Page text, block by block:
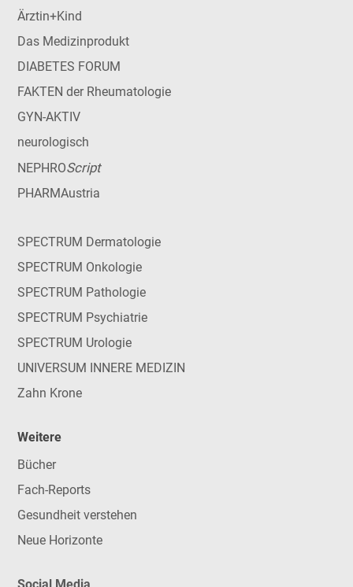
Ärztin+Kind
Das Medizinprodukt
DIABETES FORUM
FAKTEN der Rheumatologie
GYN-AKTIV
neurologisch
NEPHROScript
PHARMAustria
SPECTRUM Dermatologie
SPECTRUM Onkologie
SPECTRUM Pathologie
SPECTRUM Psychiatrie
SPECTRUM Urologie
UNIVERSUM INNERE MEDIZIN
Zahn Krone
Weitere
Bücher
Fach-Reports
Gesundheit verstehen
Neue Horizonte
Social Media